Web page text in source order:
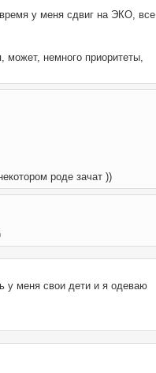
у меня сдвиг на ЭКО, все
немного приоритеты,
роде зачат ))
у меня свои дети и я одеваю